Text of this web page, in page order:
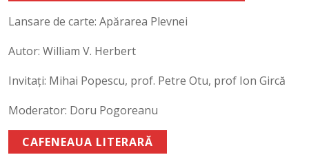
Lansare de carte: Apărarea Plevnei
Autor: William V. Herbert
Invitați: Mihai Popescu, prof. Petre Otu, prof Ion Gircă
Moderator: Doru Pogoreanu
CAFENEAUA LITERARĂ